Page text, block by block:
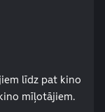
līdz pat kino
mīļotājiem.